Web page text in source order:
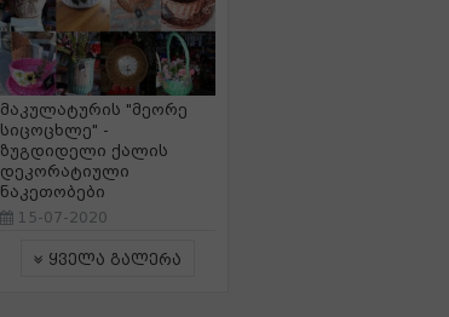
მაკულატურის "მეორე
სიცოცხლე" -
ზუგდიდელი ქალის
დეკორატიული
ნაკეთობები
15-07-2020
ყველა გალერა